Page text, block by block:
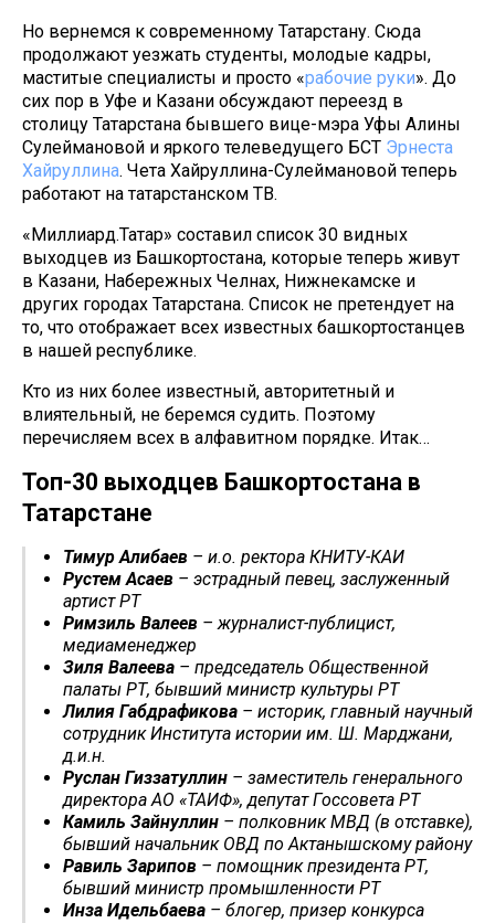
Но вернемся к современному Татарстану. Сюда
продолжают уезжать студенты, молодые кадры,
маститые специалисты и просто «рабочие руки». До
сих пор в Уфе и Казани обсуждают переезд в
столицу Татарстана бывшего вице-мэра Уфы Алины
Сулеймановой и яркого телеведущего БСТ Эрнеста
Хайруллина. Чета Хайруллина-Сулеймановой теперь
работают на татарстанском ТВ.
«Миллиард.Татар» составил список 30 видных
выходцев из Башкортостана, которые теперь живут
в Казани, Набережных Челнах, Нижнекамске и
других городах Татарстана. Список не претендует на
то, что отображает всех известных башкортостанцев
в нашей республике.
Кто из них более известный, авторитетный и
влиятельный, не беремся судить. Поэтому
перечисляем всех в алфавитном порядке. Итак…
Топ-30 выходцев Башкортостана в
Татарстане
Тимур Алибаев – и.о. ректора КНИТУ-КАИ
Рустем Асаев – эстрадный певец, заслуженный
артист РТ
Римзиль Валеев – журналист-публицист,
медиаменеджер
Зиля Валеева – председатель Общественной
палаты РТ, бывший министр культуры РТ
Лилия Габдрафикова – историк, главный научный
сотрудник Института истории им. Ш. Марджани,
д.и.н.
Руслан Гиззатуллин – заместитель генерального
директора АО «ТАИФ», депутат Госсовета РТ
Камиль Зайнуллин – полковник МВД (в отставке),
бывший начальник ОВД по Актанышскому району
Равиль Зарипов – помощник президента РТ,
бывший министр промышленности РТ
Инза Идельбаева – блогер, призер конкурса